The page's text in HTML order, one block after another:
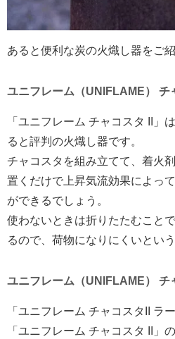
あると便利な炭の火熾し器をご紹
ユニフレーム（UNIFLAME） チ
「ユニフレーム チャコスタ II」
ると評判の火熾し器です。
チャコスタを組み立てて、着火
置くだけで上昇気流効果によっ
ができるでしょう。
使わないときは折りたたむこと
るので、荷物になりにくいとい
ユニフレーム（UNIFLAME） チ
「ユニフレーム チャコスタII ラ
「ユニフレーム チャコスタ II」